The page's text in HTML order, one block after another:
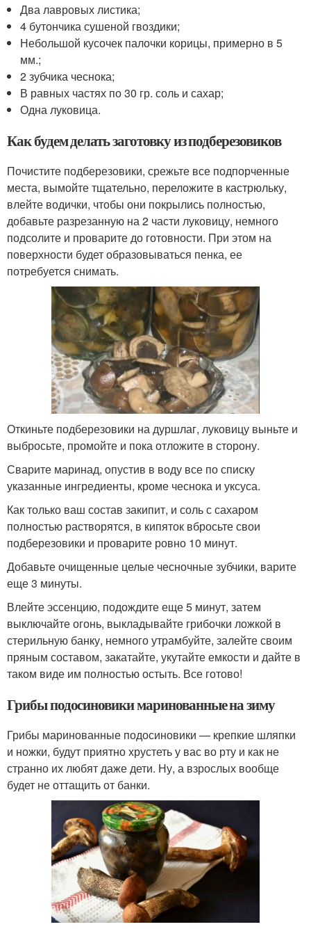
Два лавровых листика;
4 бутончика сушеной гвоздики;
Небольшой кусочек палочки корицы, примерно в 5
мм.;
2 зубчика чеснока;
В равных частях по 30 гр. соль и сахар;
Одна луковица.
Как будем делать заготовку из подберезовиков
Почистите подберезовики, срежьте все подпорченные
места, вымойте тщательно, переложите в кастрюльку,
влейте водички, чтобы они покрылись полностью,
добавьте разрезанную на 2 части луковицу, немного
подсолите и проварите до готовности. При этом на
поверхности будет образовываться пенка, ее
потребуется снимать.
Откиньте подберезовики на дуршлаг, луковицу выньте и
выбросьте, промойте и пока отложите в сторону.
Сварите маринад, опустив в воду все по списку
указанные ингредиенты, кроме чеснока и уксуса.
Как только ваш состав закипит, и соль с сахаром
полностью растворятся, в кипяток вбросьте свои
подберезовики и проварите ровно 10 минут.
Добавьте очищенные целые чесночные зубчики, варите
еще 3 минуты.
Влейте эссенцию, подождите еще 5 минут, затем
выключайте огонь, выкладывайте грибочки ложкой в
стерильную банку, немного утрамбуйте, залейте своим
пряным составом, закатайте, укутайте емкости и дайте в
таком виде им полностью остыть. Все готово!
Грибы подосиновики маринованные на зиму
Грибы маринованные подосиновики — крепкие шляпки
и ножки, будут приятно хрустеть у вас во рту и как не
странно их любят даже дети. Ну, а взрослых вообще
будет не оттащить от банки.